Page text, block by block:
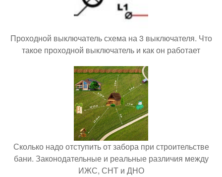
Проходной выключатель схема на 3 выключателя. Что
такое проходной выключатель и как он работает
Сколько надо отступить от забора при строительстве
бани. Законодательные и реальные различия между
ИЖС, СНТ и ДНО